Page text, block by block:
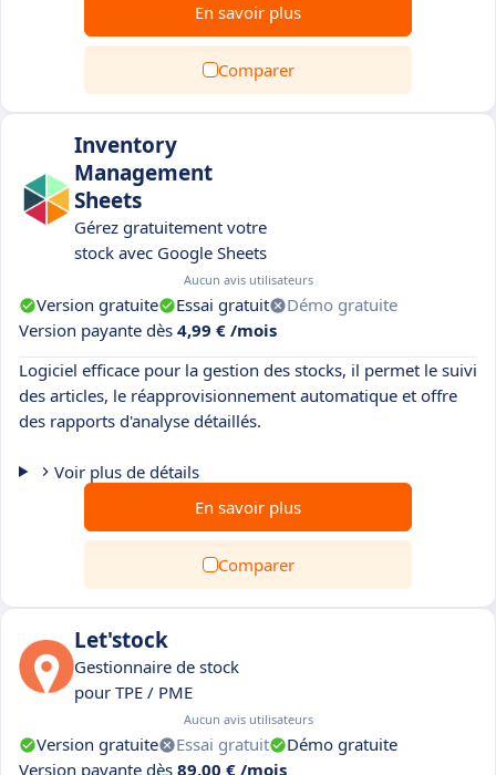
En savoir plus
Comparer
Inventory
Management
Sheets
Gérez gratuitement votre
stock avec Google Sheets
Aucun avis utilisateurs
Version gratuite Essai gratuit
Démo gratuite
Version payante dès 4,99 € /mois
Logiciel efficace pour la gestion des stocks, il permet le suivi
des articles, le réapprovisionnement automatique et offre
des rapports d'analyse détaillés.
Voir plus de détails
En savoir plus
Comparer
Let'stock
Gestionnaire de stock
pour TPE / PME
Aucun avis utilisateurs
Version gratuite Essai gratuit
Démo gratuite
Version payante dès 89,00 € /mois